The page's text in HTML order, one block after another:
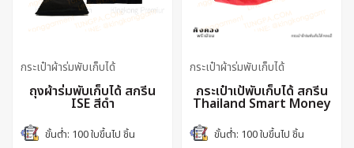
กระเป๋าผ้าร่มพับเก็บได้
ถุงผ้าร่มพับเก็บได้ สกรีน
ISE สีดำ
ขั้นต่ำ: 100 ใบขึ้นไป ชิ้น
กระเป๋าผ้าร่มพับเก็บได้
กระเป๋าเป้พับเก็บได้ สกรีน
Thailand Smart Money
ขั้นต่ำ: 100 ใบขึ้นไป ชิ้น